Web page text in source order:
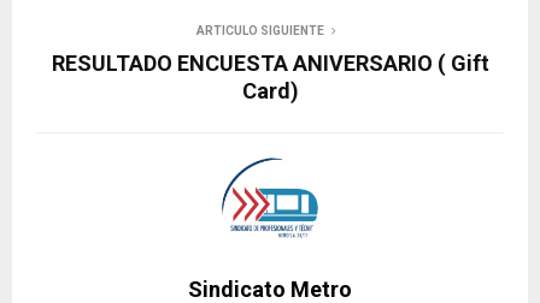
ARTICULO SIGUIENTE
RESULTADO ENCUESTA ANIVERSARIO ( Gift
Card)
Sindicato Metro